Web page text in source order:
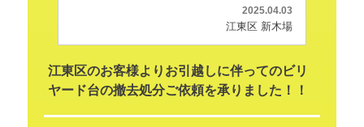
2025.04.03
江東区 新木場
江東区のお客様よりお引越しに伴ってのビリ
ヤード台の撤去処分ご依頼を承りました！！